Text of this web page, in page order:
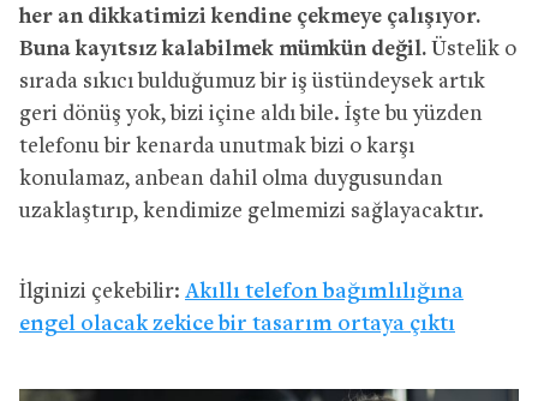
her an dikkatimizi kendine çekmeye çalışıyor.
Buna kayıtsız kalabilmek mümkün değil. Üstelik o
sırada sıkıcı bulduğumuz bir iş üstündeysek artık
geri dönüş yok, bizi içine aldı bile. İşte bu yüzden
telefonu bir kenarda unutmak bizi o karşı
konulamaz, anbean dahil olma duygusundan
uzaklaştırıp, kendimize gelmemizi sağlayacaktır.
İlginizi çekebilir: Akıllı telefon bağımlılığına
engel olacak zekice bir tasarım ortaya çıktı